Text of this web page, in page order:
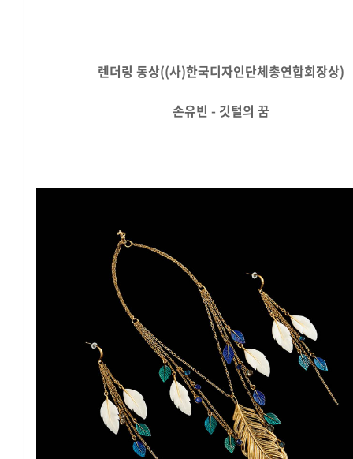
렌더링 동상((사)한국디자인단체총연합회장상)
손유빈 - 깃털의 꿈